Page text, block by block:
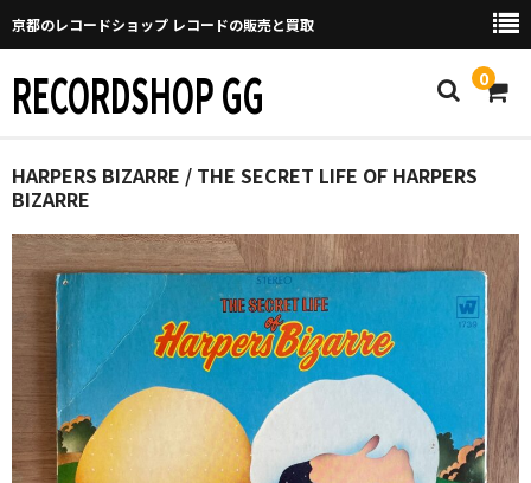
京都のレコードショップ レコードの販売と買取
RECORDSHOP GG 0
Home
GGについて
買取について
取り置きなどについて
Categories
New Arrivals
HARPERS BIZARRE / THE SECRET LIFE OF HARPERS
BIZARRE